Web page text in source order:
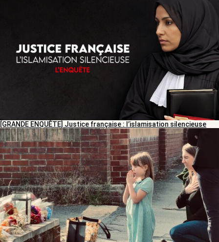
[GRANDE ENQUÊTE] Justice française : l’islamisation silencieuse